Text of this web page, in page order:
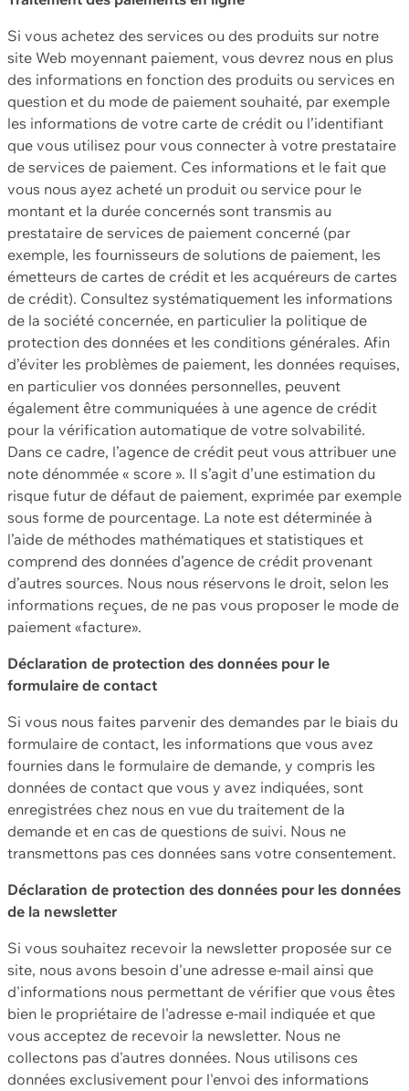
Si vous achetez des services ou des produits sur notre
site Web moyennant paiement, vous devrez nous en plus
des informations en fonction des produits ou services en
question et du mode de paiement souhaité, par exemple
les informations de votre carte de crédit ou l’identifiant
que vous utilisez pour vous connecter à votre prestataire
de services de paiement. Ces informations et le fait que
vous nous ayez acheté un produit ou service pour le
montant et la durée concernés sont transmis au
prestataire de services de paiement concerné (par
exemple, les fournisseurs de solutions de paiement, les
émetteurs de cartes de crédit et les acquéreurs de cartes
de crédit). Consultez systématiquement les informations
de la société concernée, en particulier la politique de
protection des données et les conditions générales. Afin
d’éviter les problèmes de paiement, les données requises,
en particulier vos données personnelles, peuvent
également être communiquées à une agence de crédit
pour la vérification automatique de votre solvabilité.
Dans ce cadre, l’agence de crédit peut vous attribuer une
note dénommée « score ». Il s’agit d’une estimation du
risque futur de défaut de paiement, exprimée par exemple
sous forme de pourcentage. La note est déterminée à
l’aide de méthodes mathématiques et statistiques et
comprend des données d’agence de crédit provenant
d’autres sources. Nous nous réservons le droit, selon les
informations reçues, de ne pas vous proposer le mode de
paiement «facture».
Déclaration de protection des données pour le
formulaire de contact
Si vous nous faites parvenir des demandes par le biais du
formulaire de contact, les informations que vous avez
fournies dans le formulaire de demande, y compris les
données de contact que vous y avez indiquées, sont
enregistrées chez nous en vue du traitement de la
demande et en cas de questions de suivi. Nous ne
transmettons pas ces données sans votre consentement.
Déclaration de protection des données pour les données
de la newsletter
Si vous souhaitez recevoir la newsletter proposée sur ce
site, nous avons besoin d'une adresse e-mail ainsi que
d'informations nous permettant de vérifier que vous êtes
bien le propriétaire de l'adresse e-mail indiquée et que
vous acceptez de recevoir la newsletter. Nous ne
collectons pas d'autres données. Nous utilisons ces
données exclusivement pour l'envoi des informations